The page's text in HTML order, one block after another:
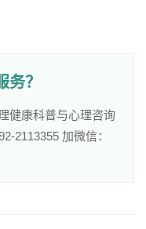
？
健康科普与心理咨询
2113355 加微信：